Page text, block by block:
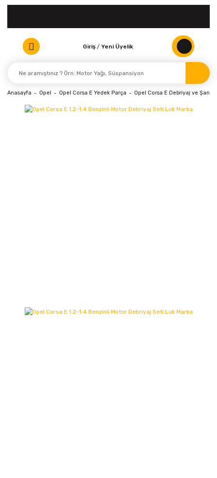
Giriş / Yeni Üyelik
Anasayfa Opel Opel Corsa E Yedek Parça Opel Corsa E Debriyaj ve